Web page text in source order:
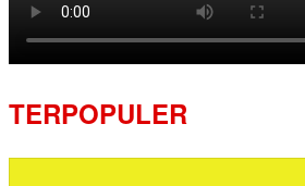
TERPOPULER